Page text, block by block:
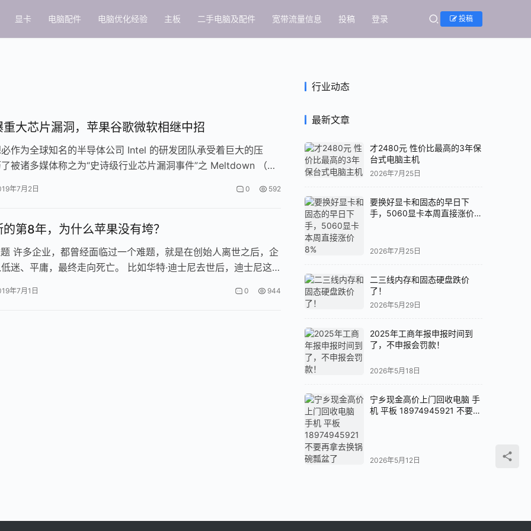
显卡 电脑配件 电脑优化经验 主板 二手电脑及配件 宽带流量信息 投稿 登录 投稿
重大芯片漏洞，苹果谷歌微软相继中招
作为全球知名的半导体公司 Intel 的研发团队承受着巨大的压
被诸多媒体称之为“史诗级行业芯片漏洞事件”之 Meltdown （熔
年7月2日 0 592
第8年，为什么苹果没有垮？
许多企业，都曾经面临过一个难题，就是在创始人离世之后，企
迷、平庸，最终走向死亡。 比如华特·迪士尼去世后，迪士尼这
司，就再也生产不出…
年7月1日 0 944
行业动态
最新文章
才2480元 性价比最高的3年保
台式电脑主机
2026年7月25日
要换好显卡和固态的早日下
手，5060显卡本周直接涨价
2026年7月25日
二三线内存和固态硬盘跌价
了！
2026年5月29日
2025年工商年报申报时间到
了，不申报会罚款！
2026年5月18日
宁乡现金高价上门回收电脑 手
机 平板 18974945921 不要再
2026年5月12日